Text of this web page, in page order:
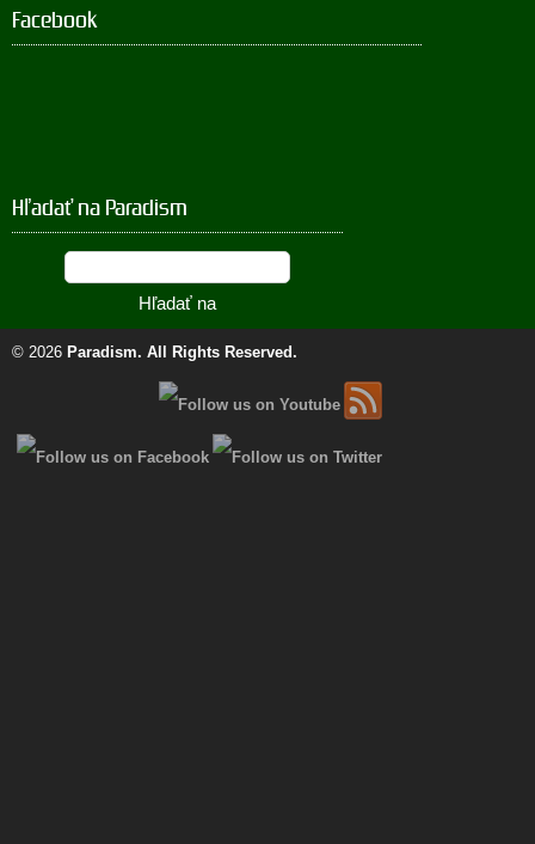
Facebook
Hľadať na Paradism
© 2026 Paradism. All Rights Reserved.